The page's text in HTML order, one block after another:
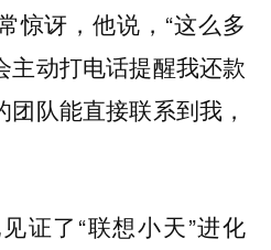
惊讶，他说，“这么多
主动打电话提醒我还款
队能直接联系到我，
证了“联想小天”进化